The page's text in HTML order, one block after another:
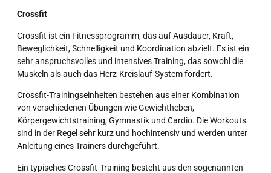
Crossfit
Crossfit ist ein Fitnessprogramm, das auf Ausdauer, Kraft,
Beweglichkeit, Schnelligkeit und Koordination abzielt. Es ist ein
sehr anspruchsvolles und intensives Training, das sowohl die
Muskeln als auch das Herz-Kreislauf-System fordert.
Crossfit-Trainingseinheiten bestehen aus einer Kombination
von verschiedenen Übungen wie Gewichtheben,
Körpergewichtstraining, Gymnastik und Cardio. Die Workouts
sind in der Regel sehr kurz und hochintensiv und werden unter
Anleitung eines Trainers durchgeführt.
Ein typisches Crossfit-Training besteht aus den sogenannten